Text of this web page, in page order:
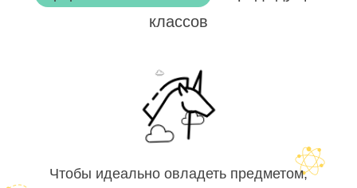
классов
Чтобы идеально овладеть предметом,